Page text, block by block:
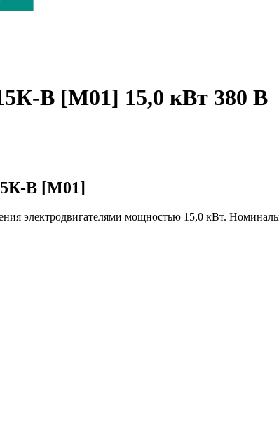
В [М01] 15,0 кВт 380 В
В [М01]
электродвигателями мощностью 15,0 кВт.